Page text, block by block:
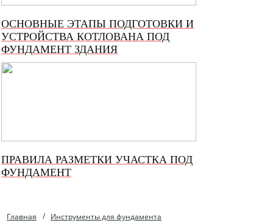
ОСНОВНЫЕ ЭТАПЫ ПОДГОТОВКИ И
УСТРОЙСТВА КОТЛОВАНА ПОД
ФУНДАМЕНТ ЗДАНИЯ
ПРАВИЛА РАЗМЕТКИ УЧАСТКА ПОД
ФУНДАМЕНТ
Главная Инструменты для фундамента